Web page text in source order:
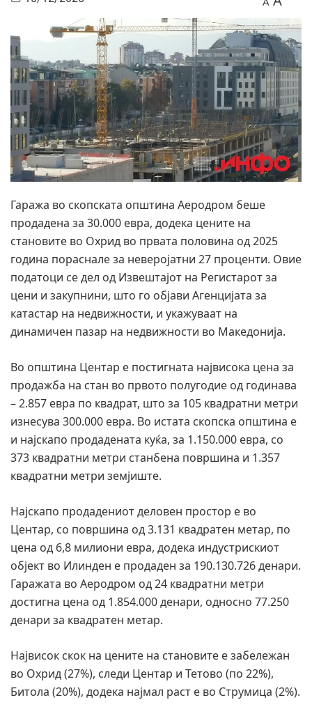
Гаража во скопската општина Аеродром беше
продадена за 30.000 евра, додека цените на
становите во Охрид во првата половина од 2025
година пораснале за неверојатни 27 проценти. Овие
податоци се дел од Извештајот на Регистарот за
цени и закупнини, што го објави Агенцијата за
катастар на недвижности, и укажуваат на
динамичен пазар на недвижности во Македонија.
Во општина Центар е постигната највисока цена за
продажба на стан во првото полугодие од годинава
– 2.857 евра по квадрат, што за 105 квадратни метри
изнесува 300.000 евра. Во истата скопска општина е
и најскапо продадената куќа, за 1.150.000 евра, со
373 квадратни метри станбена површина и 1.357
квадратни метри земјиште.
Најскапо продадениот деловен простор е во
Центар, со површина од 3.131 квадратен метар, по
цена од 6,8 милиони евра, додека индустрискиот
објект во Илинден е продаден за 190.130.726 денари.
Гаражата во Аеродром од 24 квадратни метри
достигна цена од 1.854.000 денари, односно 77.250
денари за квадратен метар.
Највисок скок на цените на становите е забележан
во Охрид (27%), следи Центар и Тетово (по 22%),
Битола (20%), додека најмал раст е во Струмица (2%).